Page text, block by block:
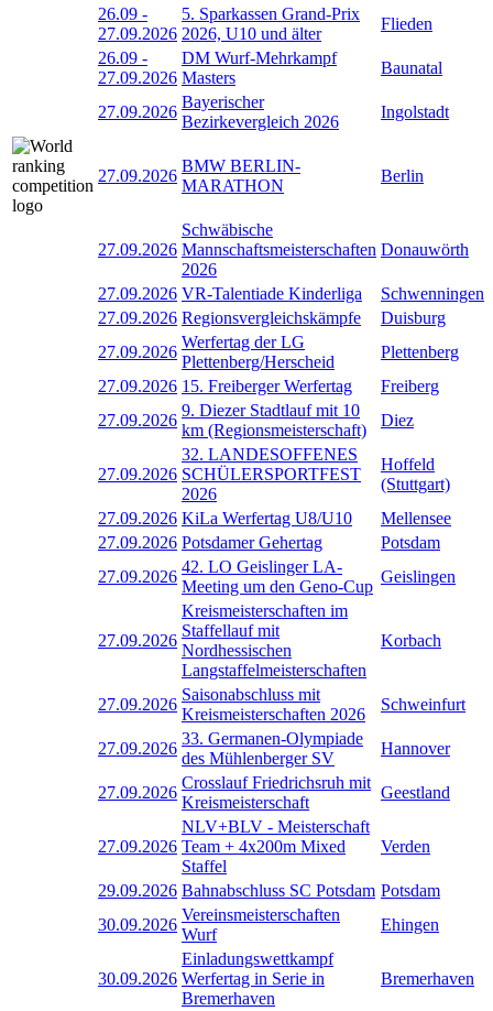
26.09 -
27.09.2026
5. Sparkassen Grand-Prix
2026, U10 und älter
Flieden
26.09 -
27.09.2026
DM Wurf-Mehrkampf
Masters
Baunatal
27.09.2026
Bayerischer
Bezirkevergleich 2026
Ingolstadt
27.09.2026
BMW BERLIN-
MARATHON
Berlin
27.09.2026
Schwäbische
Mannschaftsmeisterschaften
2026
Donauwörth
27.09.2026 VR-Talentiade Kinderliga
Schwenningen
27.09.2026 Regionsvergleichskämpfe
Duisburg
27.09.2026
Werfertag der LG
Plettenberg/Herscheid
Plettenberg
27.09.2026 15. Freiberger Werfertag
Freiberg
27.09.2026
9. Diezer Stadtlauf mit 10
km (Regionsmeisterschaft)
Diez
27.09.2026
32. LANDESOFFENES
SCHÜLERSPORTFEST
2026
Hoffeld
(Stuttgart)
27.09.2026 KiLa Werfertag U8/U10
Mellensee
27.09.2026 Potsdamer Gehertag
Potsdam
27.09.2026
42. LO Geislinger LA-
Meeting um den Geno-Cup
Geislingen
27.09.2026
Kreismeisterschaften im
Staffellauf mit
Nordhessischen
Langstaffelmeisterschaften
Korbach
27.09.2026
Saisonabschluss mit
Kreismeisterschaften 2026
Schweinfurt
27.09.2026
33. Germanen-Olympiade
des Mühlenberger SV
Hannover
27.09.2026
Crosslauf Friedrichsruh mit
Kreismeisterschaft
Geestland
27.09.2026
NLV+BLV - Meisterschaft
Team + 4x200m Mixed
Staffel
Verden
29.09.2026 Bahnabschluss SC Potsdam Potsdam
30.09.2026
Vereinsmeisterschaften
Wurf
Ehingen
30.09.2026
Einladungswettkampf
Werfertag in Serie in
Bremerhaven
Bremerhaven